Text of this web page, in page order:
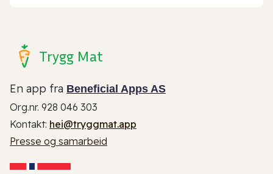
Trygg Mat
En app fra Beneficial Apps AS
Org.nr. 928 046 303
Kontakt: hei@tryggmat.app
Presse og samarbeid